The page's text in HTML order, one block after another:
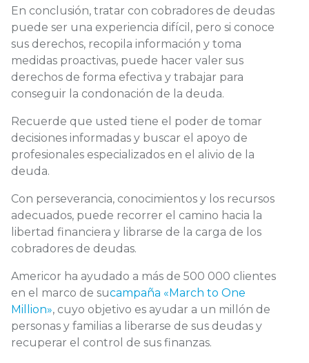
En conclusión, tratar con cobradores de deudas
puede ser una experiencia difícil, pero si conoce
sus derechos, recopila información y toma
medidas proactivas, puede hacer valer sus
derechos de forma efectiva y trabajar para
conseguir la condonación de la deuda.
Recuerde que usted tiene el poder de tomar
decisiones informadas y buscar el apoyo de
profesionales especializados en el alivio de la
deuda.
Con perseverancia, conocimientos y los recursos
adecuados, puede recorrer el camino hacia la
libertad financiera y librarse de la carga de los
cobradores de deudas.
Americor ha ayudado a más de 500 000 clientes
en el marco de sucampaña «March to One
Million», cuyo objetivo es ayudar a un millón de
personas y familias a liberarse de sus deudas y
recuperar el control de sus finanzas.